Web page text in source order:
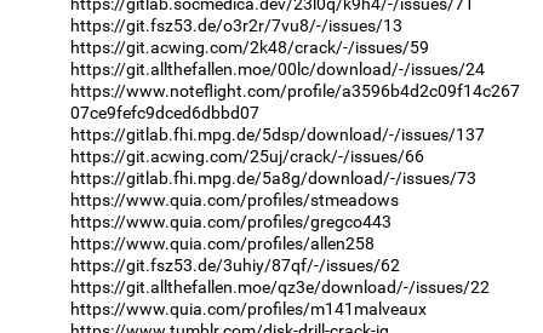
https://git.fsz53.de/o3r2r/7vu8/-/issues/13
https://git.acwing.com/2k48/crack/-/issues/59
https://git.allthefallen.moe/00lc/download/-/issues/24
https://www.noteflight.com/profile/a3596b4d2c09f14c267
07ce9fefc9dced6dbbd07
https://gitlab.fhi.mpg.de/5dsp/download/-/issues/137
https://git.acwing.com/25uj/crack/-/issues/66
https://gitlab.fhi.mpg.de/5a8g/download/-/issues/73
https://www.quia.com/profiles/stmeadows
https://www.quia.com/profiles/gregco443
https://www.quia.com/profiles/allen258
https://git.fsz53.de/3uhiy/87qf/-/issues/62
https://git.allthefallen.moe/qz3e/download/-/issues/22
https://www.quia.com/profiles/m141malveaux